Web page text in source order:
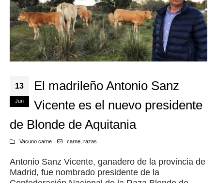
13
Jun
El madrileño Antonio Sanz
Vicente es el nuevo presidente
de Blonde de Aquitania
Vacuno carne carne, razas
Antonio Sanz Vicente, ganadero de la provincia de
Madrid, fue nombrado presidente de la